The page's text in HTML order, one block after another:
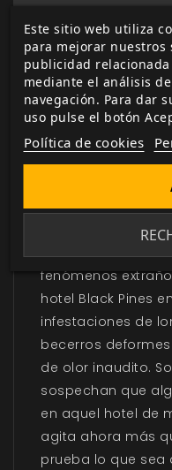
Biblioteca
actualizada
o comprados.
El pequeño
fenómenos
hotel Black Pines
infestaciones de
becerros
de olor inaudito.
sospechan que
en aquel hotel de
agita ahora más
prueba lo que sea
Este sitio web utiliza
para mejorar nuestros
publicidad
mediante el análisis
navegación. Para dar
uso pulse el botón
Política de cookies